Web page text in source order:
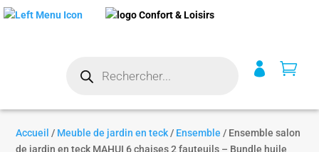
produits
 
Accueil / Meuble de jardin en teck / Ensemble / Ensemble salon
de jardin en teck MAHUI 6 chaises 2 fauteuils – Bundle huile